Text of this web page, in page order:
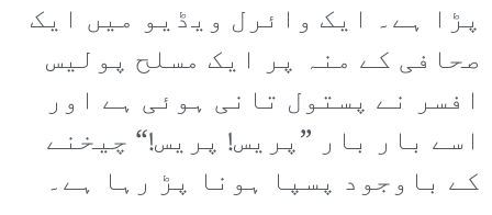
پڑا ہے۔ ایک وائرل ویڈیو میں ایک
صحافی کے منہ پر ایک مسلح پولیس
افسر نے پستول تانی ہوئی ہے اور
اسے بار بار ”پریس! پریس!“ چیخنے
کے باوجود پسپا ہونا پڑ رہا ہے۔